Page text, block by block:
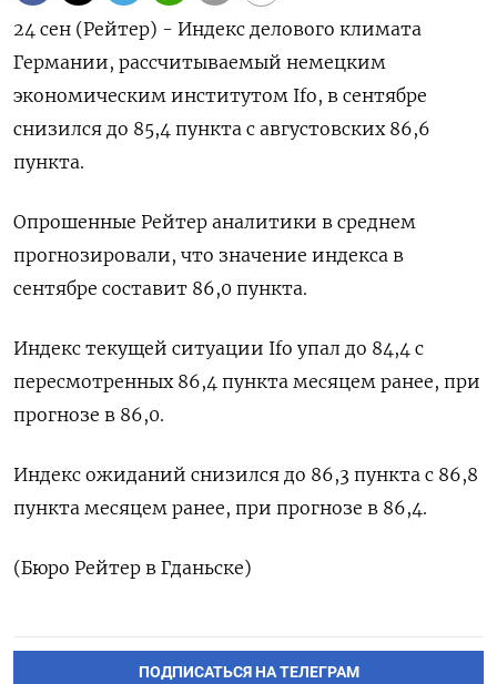
24 сен (Рейтер) - Индекс делового климата
Германии, рассчитываемый немецким
экономическим институтом Ifo, в сентябре
снизился до 85,4 пункта с августовских 86,6
пункта.
Опрошенные Рейтер аналитики в среднем
прогнозировали, что значение индекса в
сентябре составит 86,0 пункта.
Индекс текущей ситуации Ifo упал до 84,4 с
пересмотренных 86,4 пункта месяцем ранее, при
прогнозе в 86,0.
Индекс ожиданий снизился до 86,3 пункта с 86,8
пункта месяцем ранее, при прогнозе в 86,4.
(Бюро Рейтер в Гданьске)
ПОДПИСАТЬСЯ НА ТЕЛЕГРАМ